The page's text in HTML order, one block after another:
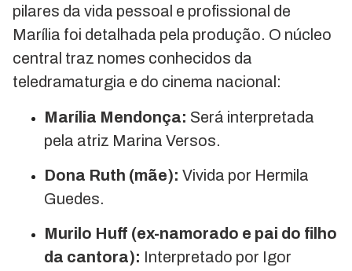
pilares da vida pessoal e profissional de
Marília foi detalhada pela produção. O núcleo
central traz nomes conhecidos da
teledramaturgia e do cinema nacional:
Marília Mendonça: Será interpretada
pela atriz Marina Versos.
Dona Ruth (mãe): Vivida por Hermila
Guedes.
Murilo Huff (ex-namorado e pai do filho
da cantora): Interpretado por Igor